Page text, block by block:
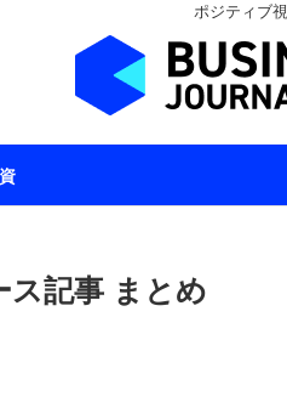
ポジティブ
ス記事 まとめ